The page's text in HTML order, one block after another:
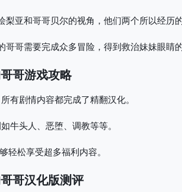
亚和哥哥贝尔的视角，他们两个所以经历
哥需要完成众多冒险，得到救治妹妹眼睛
哥游戏攻略
有剧情内容都完成了精翻汉化。
牛头人、恶堕、调教等等。
轻松享受超多福利内容。
哥汉化版测评